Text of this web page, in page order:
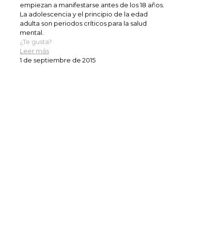
empiezan a manifestarse antes de los 18 años.
La adolescencia y el principio de la edad
adulta son periodos críticos para la salud
mental.
¿Te gusta?
Leer más
1 de septiembre de 2015